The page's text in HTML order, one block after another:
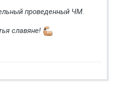
проведенный ЧМ.
славяне!